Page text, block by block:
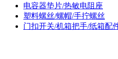
电容器垫片/热敏电阻座
塑料螺丝/螺帽/手拧螺丝
门扣开关/机箱把手/纸箱配